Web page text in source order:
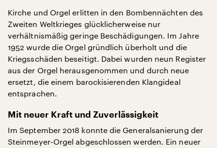
Kirche und Orgel erlitten in den Bombennächten des
Zweiten Weltkrieges glücklicherweise nur
verhältnismäßig geringe Beschädigungen. Im Jahre
1952 wurde die Orgel gründlich überholt und die
Kriegsschäden beseitigt. Dabei wurden neun Register
aus der Orgel herausgenommen und durch neue
ersetzt, die einem barockisierenden Klangideal
entsprachen.
Mit neuer Kraft und Zuverlässigkeit
Im September 2018 konnte die Generalsanierung der
Steinmeyer-Orgel abgeschlossen werden. Ein neuer